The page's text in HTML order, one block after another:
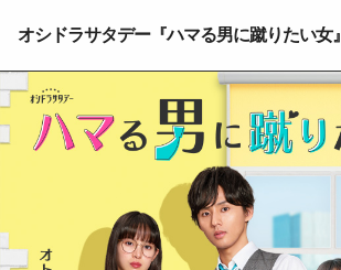
オシドラサタデー『ハマる男に蹴りたい女』